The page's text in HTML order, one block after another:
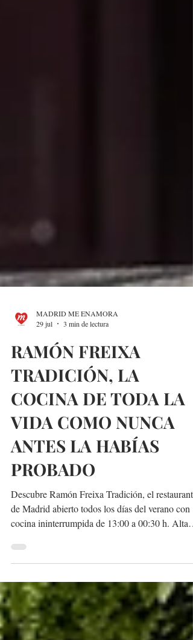
MADRID ME ENAMORA
29 jul
3 min de lectura
RAMÓN FREIXA
TRADICIÓN, LA
COCINA DE TODA LA
VIDA COMO NUNCA
ANTES LA HABÍAS
PROBADO
Descubre Ramón Freixa Tradición, el restaurante
cocina ininterrumpida de 13:00 a 00:30 h. Alta
gastronomía, producto excepcional y la exclusiva
Mesa del Chef.